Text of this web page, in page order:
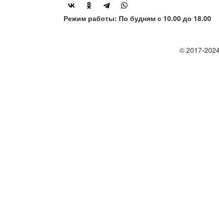
Режим работы: По будням с 10.00 до 18.00
© 2017-